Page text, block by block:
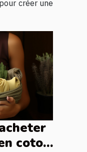
créer une
coton